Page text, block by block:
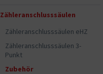
Zähleranschlusssäulen
Zähleranschlusssäulen eHZ
Zähleranschlusssäulen 3-
Punkt
Zubehör